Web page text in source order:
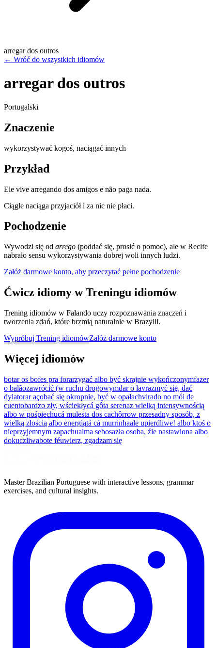
arregar dos outros
← Wróć do wszystkich idiomów
arregar dos outros
Portugalski
Znaczenie
wykorzystywać kogoś, naciągać innych
Przykład
Ele vive arregando dos amigos e não paga nada.
Ciągle naciąga przyjaciół i za nic nie płaci.
Pochodzenie
Wywodzi się od arrego (poddać się, prosić o pomoc), ale w Recife
nabrało sensu wykorzystywania dobrej woli innych ludzi.
Załóż darmowe konto, aby przeczytać pełne pochodzenie
Ćwicz idiomy w Treningu idiomów
Trening idiomów w Falando uczy rozpoznawania znaczeń i
tworzenia zdań, które brzmią naturalnie w Brazylii.
Wypróbuj Trening idiomówZałóż darmowe konto
Więcej idiomów
botar os bofes pra forarzygać albo być skrajnie wykończonymfazer
o balãozawrócić (w ruchu drogowymdar o lavrazmyć się, dać
dylatorar açobać się okropnie, być w opałachvirado no mói de
cuentobardzo zły, wściekłycá gôta serenaz wielką intensywnością
albo w pośpiechucá mulesta dos cachôrrow przesadny sposób, z
wielką złością albo energiątá cá murrinhaale upierdliwe! albo ktoś o
nieprzyjemnym zapachualma sebosazła osoba, źle nastawiona albo
dokuczliwabote féuwierz, zgadzam się
Master Brazilian Portuguese with interactive lessons, grammar
exercises, and cultural insights.